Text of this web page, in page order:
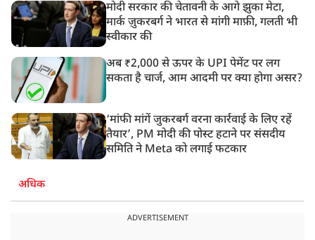
मोदी सरकार की चेतावनी के आगे झुका मेटा,
मार्क ज़ुकरबर्ग ने भारत से मांगी माफ़ी, गलती भी
स्वीकार की
अब ₹2,000 से ऊपर के UPI पेमेंट पर लग
सकता है चार्ज, आम आदमी पर क्या होगा असर?
‘मांफी मांगें जुकरबर्ग वरना कार्रवाई के लिए रहें
तैयार’, PM मोदी की पोस्ट हटाने पर संसदीय
समिति ने Meta को लगाई फटकार
अधिक
ADVERTISEMENT